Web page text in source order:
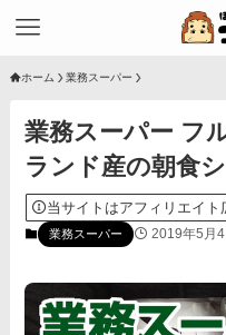
ホーム 業務スーパー
業務スーパー フ
ランド産の朝食
当サイトはアフィリエイ
業務スーパー 2019年5月4